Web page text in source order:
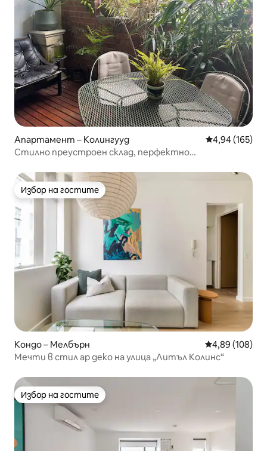
Апартамент – Колингууд Средна
4,94 (165)
Стилно преустроен склад, перфектно
Избор на гостите
Избор на гостите
Кондо – Мелбърн Средна
4,89 (108)
Мечти в стил ар деко на улица „Литъл Колинс“
Избор на гостите
Избор на гостите